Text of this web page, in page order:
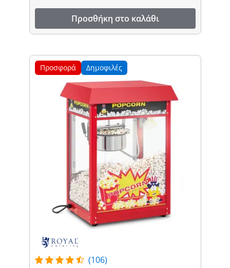
Προσθήκη στο καλάθι
Προσφορά Δημοφιλές
(106)